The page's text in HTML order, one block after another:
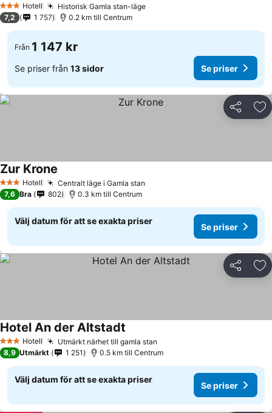
3 StjärnorHotell Historisk Gamla stan-lägeSe priser
7,2 1 757 0.2 km till Centrum
Från 1 147 kr
Se priser från 13 sidor Se priser
Dela
3 StjärnorHotell Centralt läge i Gamla stan
Zur Krone
7,6 Bra 802 0.3 km till Centrum
Välj datum för att se exakta priser
Se priser
Dela
3 StjärnorHotell Utmärkt närhet till gamla stan
Hotel An der Altstadt
8,9 Utmärkt 1 251 0.5 km till Centrum
Välj datum för att se exakta priser
Se priser